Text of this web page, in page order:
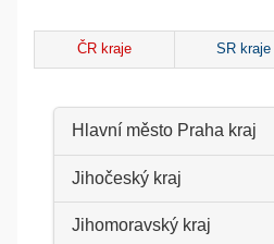
ČR kraje SR kraje
Hlavní město Praha kraj
Jihočeský kraj
Jihomoravský kraj